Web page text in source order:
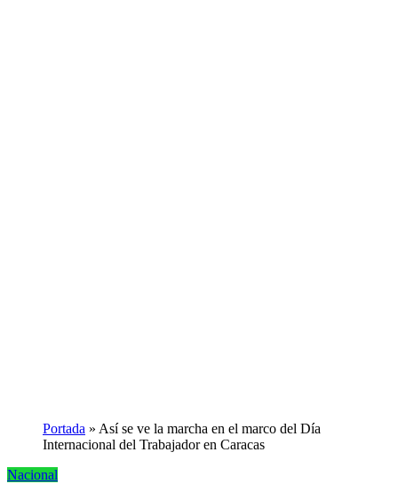
Portada » Así se ve la marcha en el marco del Día
Internacional del Trabajador en Caracas
Nacional